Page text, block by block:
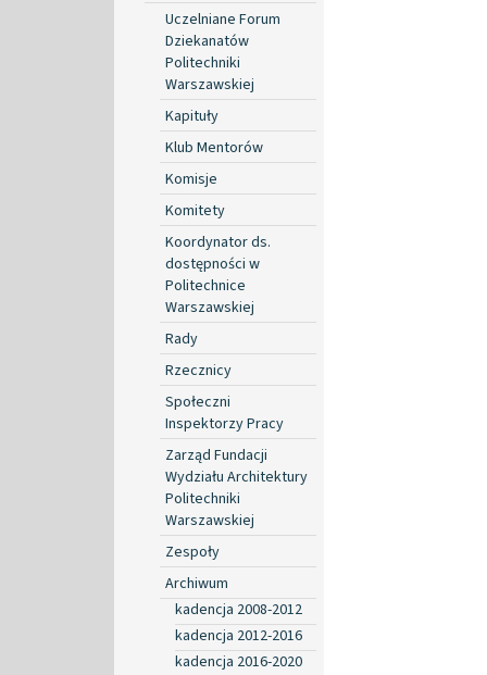
Uczelniane Forum
Dziekanatów
Politechniki
Warszawskiej
Kapituły
Klub Mentorów
Komisje
Komitety
Koordynator ds.
dostępności w
Politechnice
Warszawskiej
Rady
Rzecznicy
Społeczni
Inspektorzy Pracy
Zarząd Fundacji
Wydziału Architektury
Politechniki
Warszawskiej
Zespoły
Archiwum
kadencja 2008-2012
kadencja 2012-2016
kadencja 2016-2020